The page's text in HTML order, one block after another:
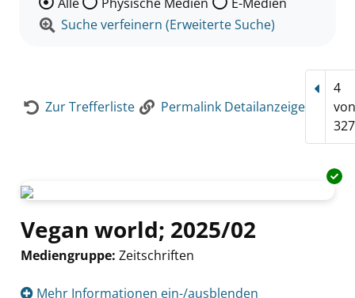
Suche verfeinern (Erweiterte Suche)
Zur Trefferliste Permalink Detailanzeige
4
von
327
Vegan world; 2025/02
Mediengruppe: Zeitschriften
Mehr Informationen ein-/ausblenden